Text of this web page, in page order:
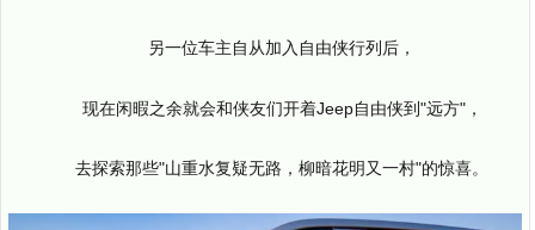
另一位车主自从加入自由侠行列后，
现在闲暇之余就会和侠友们开着Jeep自由侠到"远方"，
去探索那些"山重水复疑无路，柳暗花明又一村"的惊喜。